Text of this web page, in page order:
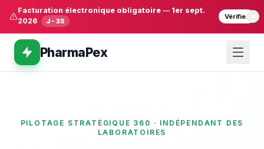
Facturation électronique obligatoire — 1er sept.
2026
J-35
Vérifier
PharmaPex
PILOTAGE STRATÉGIQUE 360 · INDÉPENDANT DES
LABORATOIRES